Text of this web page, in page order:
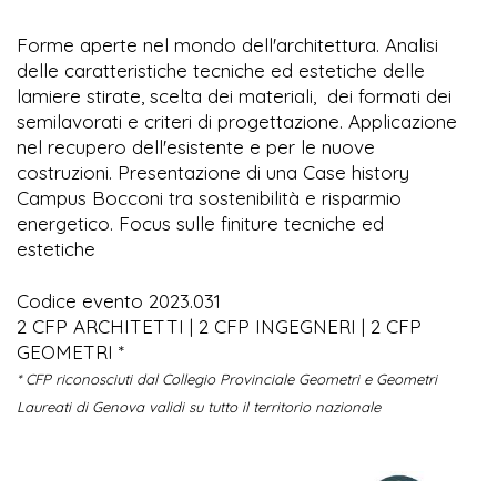
Forme aperte nel mondo dell'architettura. Analisi
delle caratteristiche tecniche ed estetiche delle
lamiere stirate, scelta dei materiali, dei formati dei
semilavorati e criteri di progettazione. Applicazione
nel recupero dell'esistente e per le nuove
costruzioni. Presentazione di una Case history
Campus Bocconi tra sostenibilità e risparmio
energetico. Focus sulle finiture tecniche ed
estetiche
Codice evento 2023.031
2 CFP ARCHITETTI | 2 CFP INGEGNERI | 2 CFP
GEOMETRI *
* CFP riconosciuti dal Collegio Provinciale Geometri e Geometri
Laureati di Genova validi su tutto il territorio nazionale